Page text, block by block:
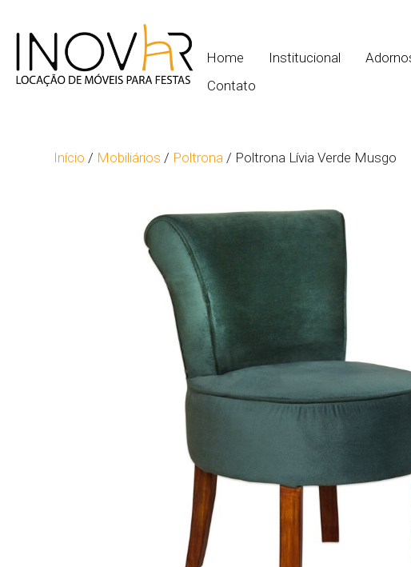
Home Institucional
Contato
Início / Mobiliários / Poltrona / Poltrona Lívia Verde Musgo